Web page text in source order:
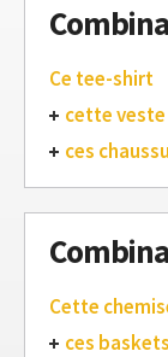
Ce tee-shirt
cette veste
ces
Cette
ces baskets